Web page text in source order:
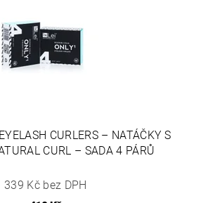
CURLERS – NATÁČKY S
CURL – SADA 4 PÁRŮ
339 Kč bez DPH